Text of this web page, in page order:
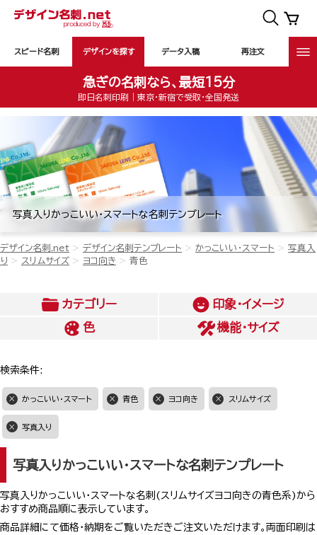
スピード名刺 デザインを探す データ入稿 再注文
急ぎの名刺なら、最短15分
即日名刺印刷｜東京・新宿で受取・全国発送
写真入りかっこいい・スマートな名刺テンプレート
デザイン名刺.net デザイン名刺テンプレート かっこいい・スマート
写真入
り
スリムサイズ ヨコ向き 青色
カテゴリー
印象・イメージ
色
機能・サイズ
検索条件:
かっこいい・スマート 青色 ヨコ向き スリムサイズ
写真入り
写真入りかっこいい・スマートな名刺テンプレート
写真入りかっこいい・スマートな名刺(スリムサイズヨコ向きの青色系)から
おすすめ商品順に表示しています。
商品詳細にて価格・納期をご覧いただきご注文いただけます。両面印刷は